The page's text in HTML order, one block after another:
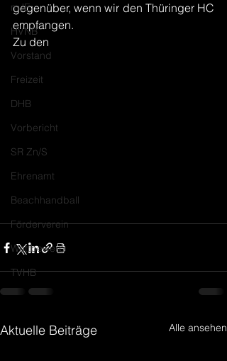
mJE
HVNB
Vorstand
Freizeit
DHB
Vorbericht
SR Zn/S
Ehrenamt
Beachhandball
Förderverein
Wettbewerb
TVHB
gegenüber, wenn wir den Thüringer HC
empfangen.
Zu den
Aktuelle Beiträge Alle ansehen